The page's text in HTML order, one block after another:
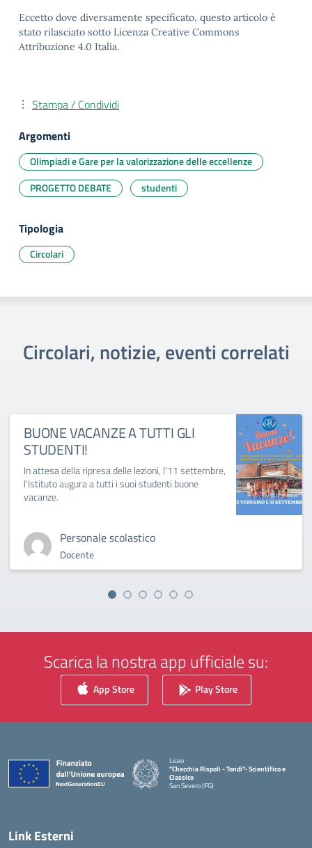
Eccetto dove diversamente specificato, questo articolo è
stato rilasciato sotto Licenza Creative Commons
Attribuzione 4.0 Italia.
Stampa / Condividi
Argomenti
Olimpiadi e Gare per la valorizzazione delle eccellenze
PROGETTO DEBATE
studenti
Tipologia
Circolari
Circolari, notizie, eventi correlati
BUONE VACANZE A TUTTI GLI
STUDENTI!
In attesa della ripresa delle lezioni, l'11 settembre,
l'Istituto augura a tutti i suoi studenti buone
vacanze.
Personale scolastico
Docente
Scarica la nostra app ufficiale su:
App Store Play Store
Liceo
"Checchia Rispoli - Tondi"- Scientifico e
Classico
San Severo (FG)
Link Esterni